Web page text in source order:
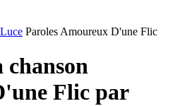
Paroles Amoureux D'une Flic
chanson
Flic par